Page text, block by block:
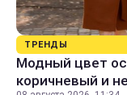
ТРЕНДЫ
Модный цвет
коричневый и